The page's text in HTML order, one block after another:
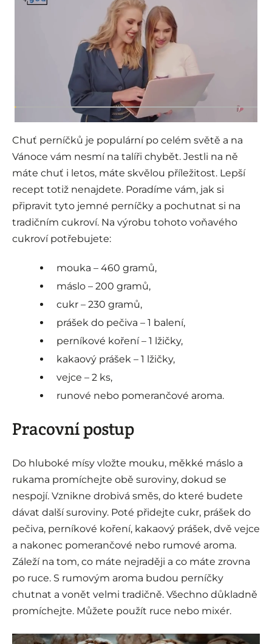
Chuť perníčků je populární po celém světě a na
Vánoce vám nesmí na talíři chybět. Jestli na ně
máte chuť i letos, máte skvělou příležitost. Lepší
recept totiž nenajdete. Poradíme vám, jak si
připravit tyto jemné perníčky a pochutnat si na
tradičním cukroví. Na výrobu tohoto voňavého
cukroví potřebujete:
mouka – 460 gramů,
máslo – 200 gramů,
cukr – 230 gramů,
prášek do pečiva – 1 balení,
perníkové koření – 1 lžičky,
kakaový prášek – 1 lžičky,
vejce – 2 ks,
runové nebo pomerančové aroma.
Pracovní postup
Do hluboké mísy vložte mouku, měkké máslo a
rukama promíchejte obě suroviny, dokud se
nespojí. Vznikne drobivá směs, do které budete
dávat další suroviny. Poté přidejte cukr, prášek do
pečiva, perníkové koření, kakaový prášek, dvě vejce
a nakonec pomerančové nebo rumové aroma.
Záleží na tom, co máte nejraději a co máte zrovna
po ruce. S rumovým aroma budou perníčky
chutnat a vonět velmi tradičně. Všechno důkladně
promíchejte. Můžete použít ruce nebo mixér.